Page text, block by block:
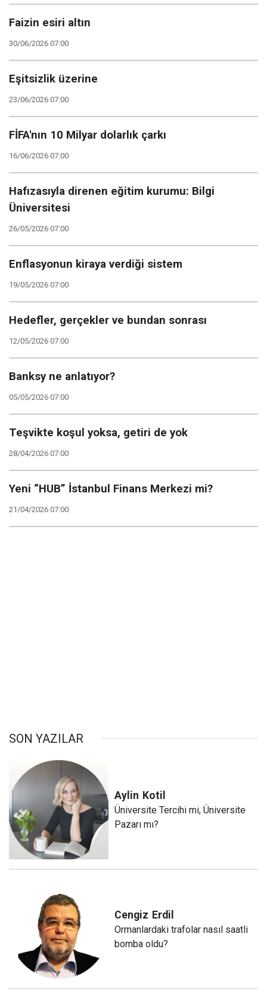
Faizin esiri altın
30/06/2026 07:00
Eşitsizlik üzerine
23/06/2026 07:00
FİFA'nın 10 Milyar dolarlık çarkı
16/06/2026 07:00
Hafızasıyla direnen eğitim kurumu: Bilgi
Üniversitesi
26/05/2026 07:00
Enflasyonun kiraya verdiği sistem
19/05/2026 07:00
Hedefler, gerçekler ve bundan sonrası
12/05/2026 07:00
Banksy ne anlatıyor?
05/05/2026 07:00
Teşvikte koşul yoksa, getiri de yok
28/04/2026 07:00
Yeni “HUB” İstanbul Finans Merkezi mi?
21/04/2026 07:00
SON YAZILAR
Aylin Kotil
Üniversite Tercihi mi, Üniversite
Pazarı mı?
Cengiz Erdil
Ormanlardaki trafolar nasıl saatli
bomba oldu?